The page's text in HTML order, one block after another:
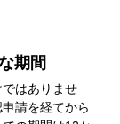
期間
はありませ
請を経てから